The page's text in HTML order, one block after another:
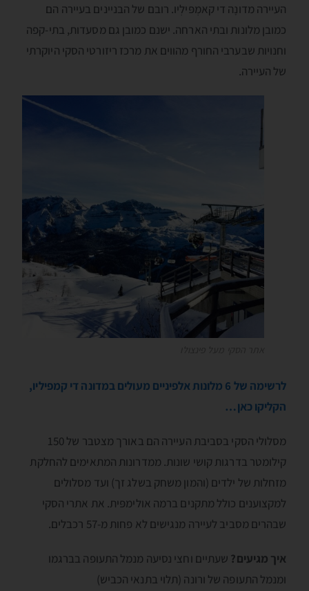
העיירה מדונָה די קאמְפּילְיו. רובם של הבניינים בעיירה הם
כמובן מלונות ובתי הארחה. ישנם כמובן גם מסעדות, בתי-קפה
וחנויות שבערבי החורף מהווים את מרכז ריזורטי הסקי היוקרתי
של העיירה.
לרשימה של 6 מלונות אלפיניים מעולים במדונה די קמפיליו,
הקליקו כאן…
מסלולי הסקי בסביבת העיירה הם באורך מצטבר של 150
קילומטר בדרגות קושי שונות. ממדרונות המתאימים להחלקת
מזחלות של ילדים (והמון משחק בשלג זך) ועד מסלולים
למקצוענים כולל מתקנים ברמה אולימפּית. את אתרי הסקי
שבהרים מסביב לעיירה מנגישים לא פחות מ-57 רכבלים.
איך מגיעים? שעתיים וחצי נסיעה מנמל התעופה בברגמו
ומנמל התעופה של ורונה (תלוי בתנאי הכביש)